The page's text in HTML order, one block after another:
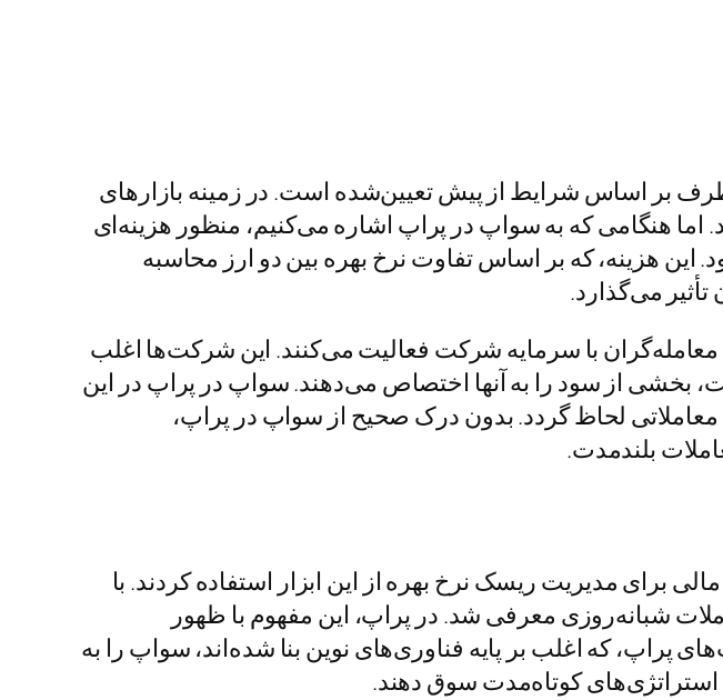
بر اساس شرایط از پیش تعیین‌شده است. در زمینه بازارهای
اما هنگامی که به سواپ در پراپ اشاره می‌کنیم، منظور هزینه‌ای
هزینه، که بر اساس تفاوت نرخ بهره بین دو ارز محاسبه
می‌گذارد.
با سرمایه شرکت فعالیت می‌کنند. این شرکت‌ها اغلب
بخشی از سود را به آنها اختصاص می‌دهند. سواپ در پراپ در این
لحاظ گردد. بدون درک صحیح از سواپ در پراپ،
بلندمدت.
و مؤسسات مالی برای مدیریت ریسک نرخ بهره از این ابزار استفاده کردند. با
شبانه‌روزی معرفی شد. در پراپ، این مفهوم با ظهور
که اغلب بر پایه فناوری‌های نوین بنا شده‌اند، سواپ را به
استراتژی‌های کوتاه‌مدت سوق دهند.